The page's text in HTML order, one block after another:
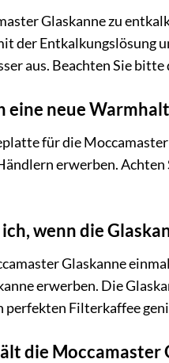
Glaskanne zu
der Entkalkungslösung
aus. Beachten Sie
eine neue
für die
erwerben.
wenn die
Glaskanne
erwerben. Die
Filterkaffee
die Moccamaster